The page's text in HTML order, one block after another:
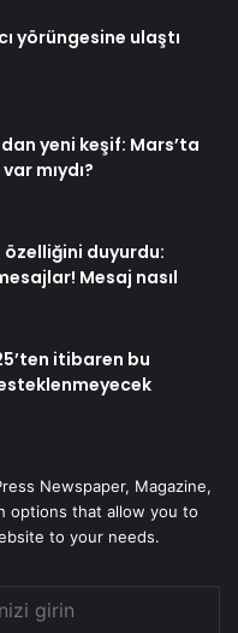
yörüngesine ulaştı
yeni keşif: Mars’ta
mıydı?
duyurdu:
Mesaj nasıl
itibaren bu
Newspaper, Magazine,
options that allow you to
to your needs.